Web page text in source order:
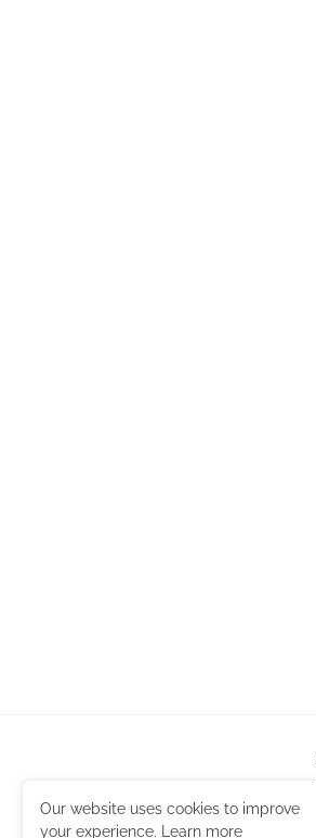
Our website uses cookies to improve
your experience.
Learn more